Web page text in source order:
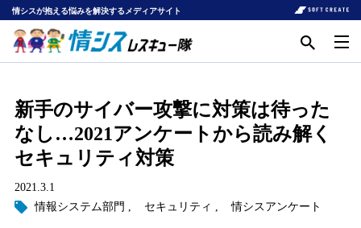
情シスが抱える悩みを解決するメディアサイト
新手のサイバー攻撃に対策は待った
なし…2021アンケートから読み解く
セキュリティ対策
2021.3.1
情報システム部門
セキュリティ 情シスアンケート